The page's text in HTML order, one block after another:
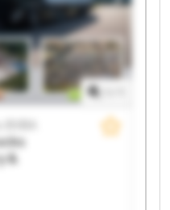
BVBA Cekaj
Machinery & Trucks
&